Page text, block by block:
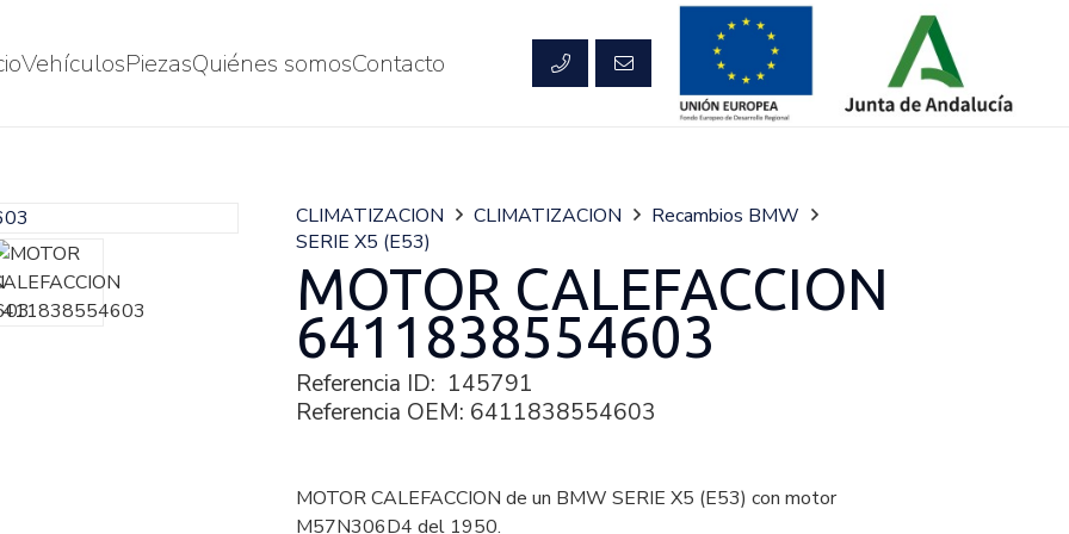
VehículosPiezasQuiénes somosContacto
CLIMATIZACION CLIMATIZACION
Recambios BMW
SERIE X5 (E53)
MOTOR CALEFACCION
6411838554603
Referencia ID: 145791
Referencia OEM: 6411838554603
MOTOR CALEFACCION de un BMW SERIE X5 (E53) con motor
M57N306D4 del 1950.